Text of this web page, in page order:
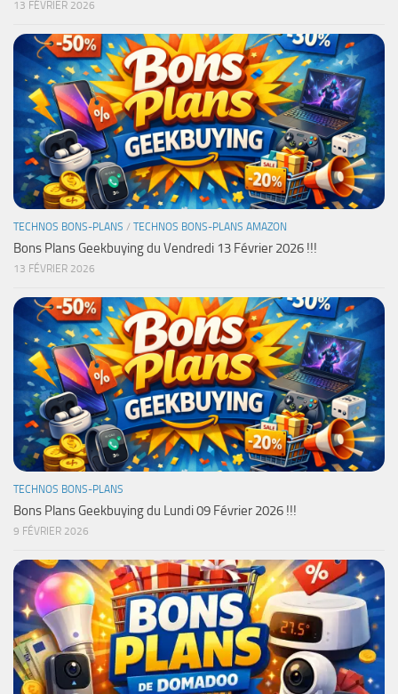
13 FÉVRIER 2026
TECHNOS BONS-PLANS / TECHNOS BONS-PLANS AMAZON
Bons Plans Geekbuying du Vendredi 13 Février 2026 !!!
13 FÉVRIER 2026
TECHNOS BONS-PLANS
Bons Plans Geekbuying du Lundi 09 Février 2026 !!!
9 FÉVRIER 2026